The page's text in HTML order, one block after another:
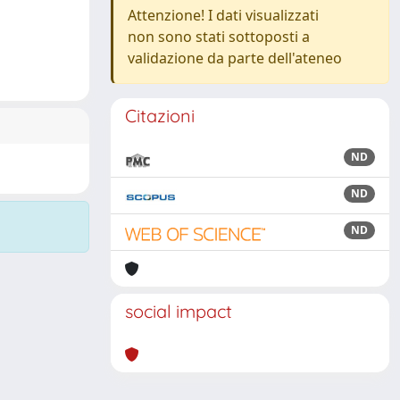
Attenzione! I dati visualizzati
non sono stati sottoposti a
validazione da parte dell'ateneo
Citazioni
ND
ND
ND
social impact